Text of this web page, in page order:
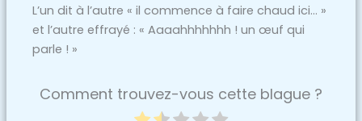
L’un dit à l’autre « il commence à faire chaud ici… »
et l’autre effrayé : « Aaaahhhhhhh ! un œuf qui
parle ! »
Comment trouvez-vous cette blague ?